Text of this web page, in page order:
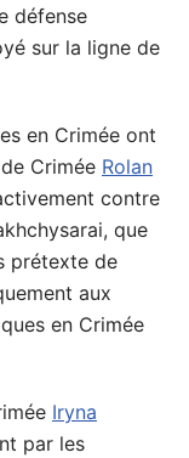
défense
sur la ligne de
en Crimée ont
Crimée Rolan
contre
que
prétexte de
aux
en Crimée
Iryna
par les